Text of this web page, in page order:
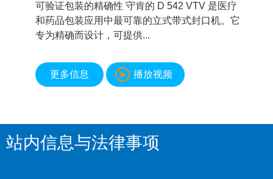
可验证包装的精确性 守肯的 D 542 VTV 是医疗
和药品包装应用中最可靠的立式带式封口机。它
专为精确而设计，可提供...
更多信息 播放视频
站内信息与法律事项